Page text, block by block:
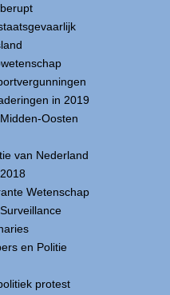
in 2019
Oosten
van Nederland
2018
Wetenschap
en Politie
protest